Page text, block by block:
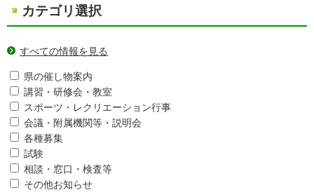
カテゴリ選択
すべての情報を見る
県の催し物案内
講習・研修会・教室
スポーツ・レクリエーション行事
会議・附属機関等・説明会
各種募集
試験
相談・窓口・検査等
その他お知らせ